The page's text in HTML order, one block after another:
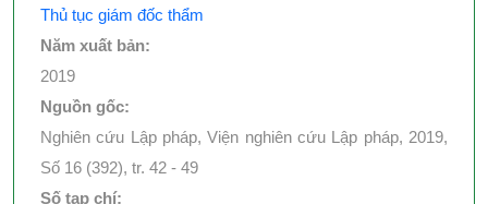
Thủ tục giám đốc thẩm
Năm xuất bản:
2019
Nguồn gốc:
Nghiên cứu Lập pháp, Viện nghiên cứu Lập pháp, 2019,
Số 16 (392), tr. 42 - 49
Số tạp chí: